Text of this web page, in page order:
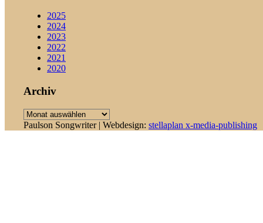
2025
2024
2023
2022
2021
2020
Archiv
Archiv
Paulson Songwriter | Webdesign: stellaplan x-media-publishing